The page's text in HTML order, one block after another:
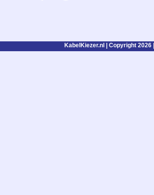
KabelKiezer.nl | Copyright 2026